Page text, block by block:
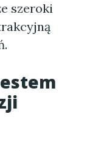
szeroki